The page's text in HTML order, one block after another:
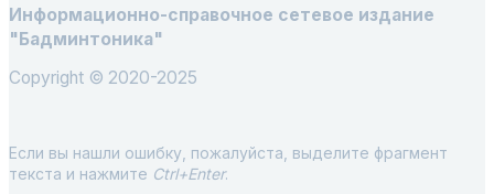
Информационно-справочное сетевое издание
"Бадминтоника"
Copyright © 2020-2025
Если вы нашли ошибку, пожалуйста, выделите фрагмент
текста и нажмите Ctrl+Enter.